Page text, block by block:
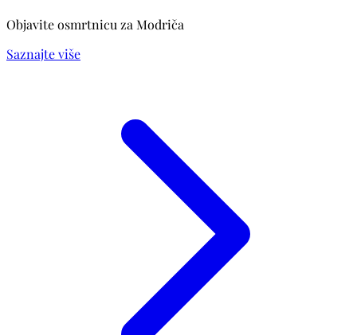
Objavite osmrtnicu za Modriča
Saznajte više